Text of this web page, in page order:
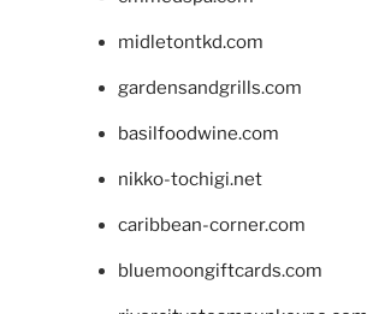
midletontkd.com
gardensandgrills.com
basilfoodwine.com
nikko-tochigi.net
caribbean-corner.com
bluemoongiftcards.com